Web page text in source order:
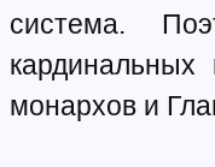
система.
кардинальных
монархов и